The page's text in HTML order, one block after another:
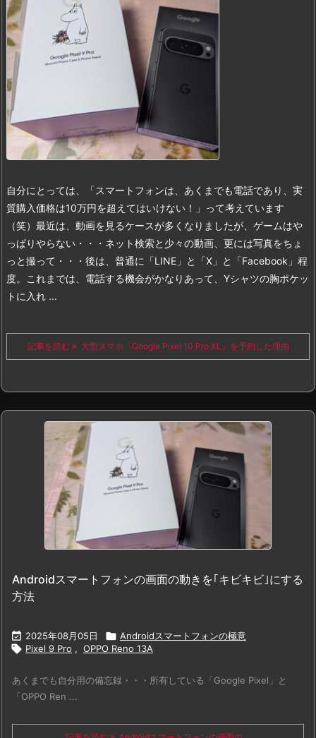
自分にとっては、「スマートフォンは、あくまでも電話であり、実
質購入価格は10万円を超えてはいけない！」って考えています
（笑）最近は、動画を見るケースが多くなりましたが、ゲームはや
っぱりやらない・・・ネット検索と少々の動画、更には写真をちょ
っと撮って・・・後は、普通に「LINE」と「X」と「Facebook」程
度。
これまでは、電話する機会がかなりあって、Yシャツの胸ポケッ
トに入れ ...
記事を読む 大型スマホ「Google Pixel 10 Pro XL」を予約した理由
Androidスマートフォンの画面の動きを｢キビキビ｣にする
方法
 2025年08月05日  Androidスマートフォンの極意
 Pixel 9 Pro , OPPO Reno 13A
あくまでも自分用の備忘録・・・所有している「Google Pixel」と
「OPPO Ren ...